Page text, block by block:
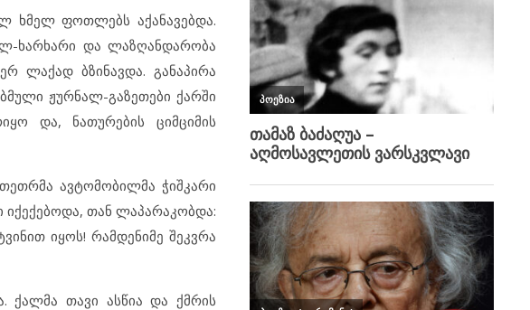
ხმელ ფოთლებს აქანავებდა.
ხარხარი და ლაზღანდარობა
ლაქად ბზინავდა. განაპირა
ჟურნალ-გაზეთები ქარში
და, ნათურების ციმციმის
ავტომობილმა ჭიშკარი
იქექებოდა, თან ლაპარაკობდა:
იყოს! რამდენიმე შეკვრა
ქალმა თავი ასწია და ქმრის